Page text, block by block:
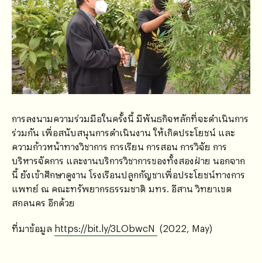
การลงนามความร่วมมือในครั้งนี้ มีพันธกิจหลักที่จะดำเนินการ
ร่วมกัน เพื่อสนับสนุนการดำเนินงาน ให้เกิดประโยชน์ และ
ความก้าวหน้าทางวิชาการ การเรียน การสอน การวิจัย การ
บริหารจัดการ และงานบริการวิชาการของทั้งสองฝ่าย นอกจาก
นี้ ยังเข้าศึกษาดูงาน โรงเรือนปลูกกัญชาเพื่อประโยชน์ทางการ
แพทย์ ณ คณะทรัพยากรธรรมชาติ มทร. อีสาน วิทยาเขต
สกลนคร อีกด้วย
ที่มาข้อมูล https://bit.ly/3LObwcN (2022, May)